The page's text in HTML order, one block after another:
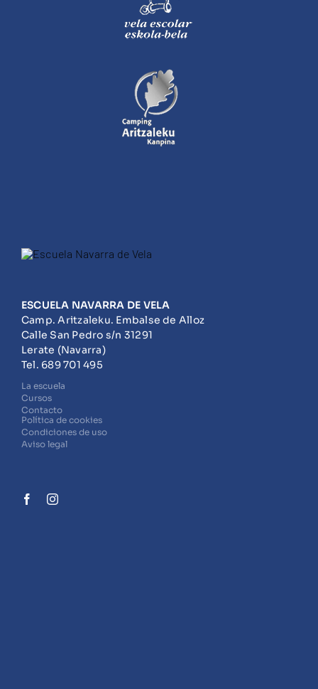
ESCUELA NAVARRA DE VELA
Camp. Aritzaleku. Embalse de Alloz
Calle San Pedro s/n 31291
Lerate (Navarra)
Tel. 689 701 495
La escuela
Cursos
Contacto
Política de cookies
Condiciones de uso
Aviso legal